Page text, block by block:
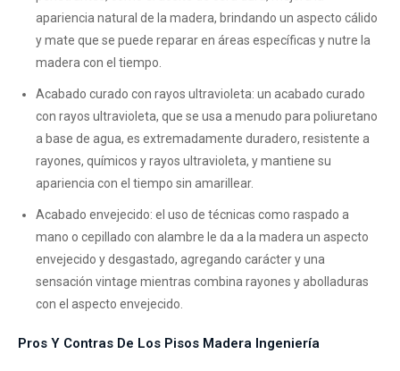
apariencia natural de la madera, brindando un aspecto cálido
y mate que se puede reparar en áreas específicas y nutre la
madera con el tiempo.
Acabado curado con rayos ultravioleta: un acabado curado
con rayos ultravioleta, que se usa a menudo para poliuretano
a base de agua, es extremadamente duradero, resistente a
rayones, químicos y rayos ultravioleta, y mantiene su
apariencia con el tiempo sin amarillear.
Acabado envejecido: el uso de técnicas como raspado a
mano o cepillado con alambre le da a la madera un aspecto
envejecido y desgastado, agregando carácter y una
sensación vintage mientras combina rayones y abolladuras
con el aspecto envejecido.
Pros Y Contras De Los Pisos Madera Ingeniería